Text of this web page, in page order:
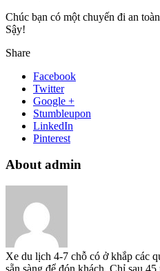
Chúc bạn có một chuyến đi an
Sậy!
Share
Facebook
Twitter
Google +
Stumbleupon
LinkedIn
Pinterest
About admin
Xe du lịch 4-7 chỗ có ở khắp các
sẵn sàng để đón khách. Chỉ sau